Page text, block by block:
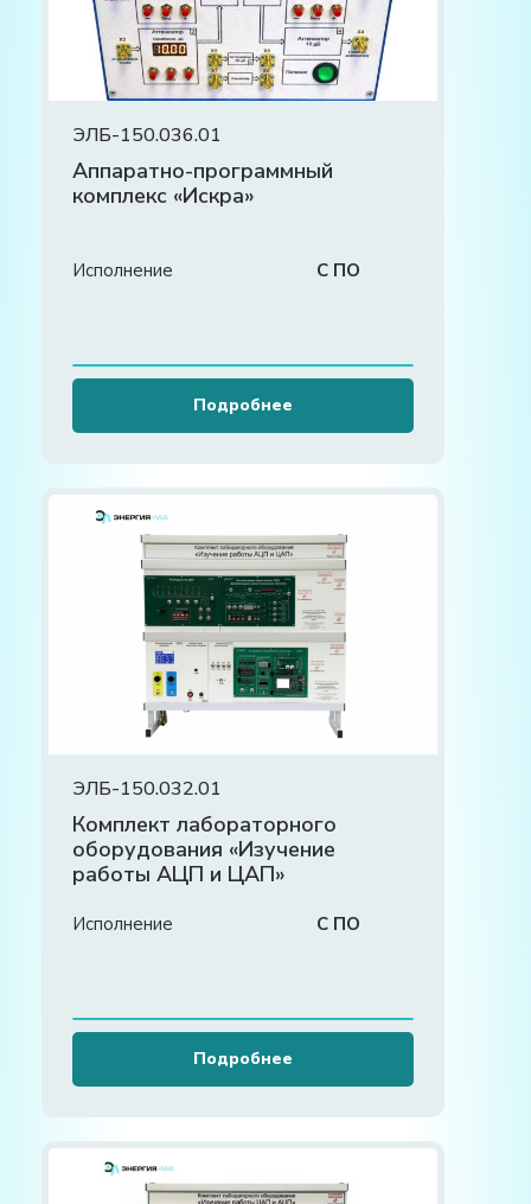
ЭЛБ-150.036.01
Аппаратно-программный
комплекс «Искра»
Исполнение С ПО
Подробнее
ЭЛБ-150.032.01
Комплект лабораторного
оборудования «Изучение
работы АЦП и ЦАП»
Исполнение С ПО
Подробнее